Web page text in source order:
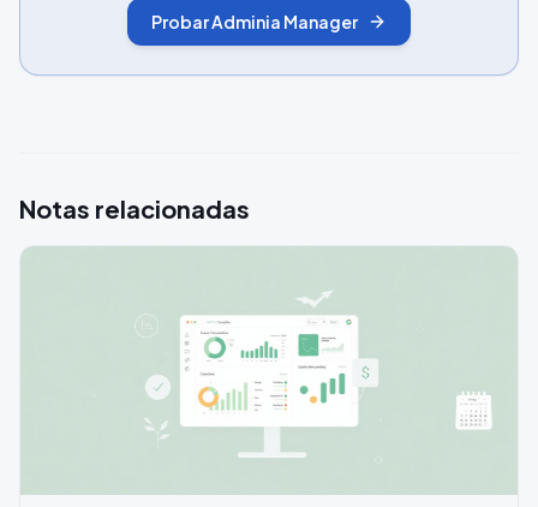
Probar Adminia Manager
Notas relacionadas